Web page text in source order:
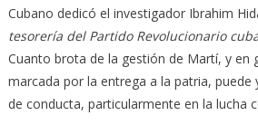
Cubano dedicó el investigador Ibrahim
tesorería del Partido Revolucionario
Cuanto brota de la gestión de Martí, y en
marcada por la entrega a la patria, puede
de conducta, particularmente en la lucha